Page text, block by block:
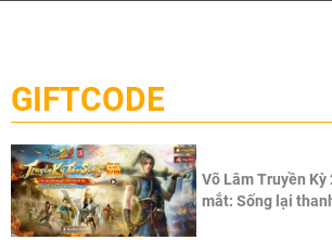
cầu, theo giấy phép chính thức từ
Pocketpair, Inc.
GIFTCODE
Võ Lâm Truyền Kỳ
mắt: Sống lại